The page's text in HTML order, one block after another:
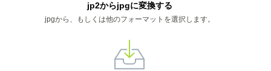
jp2からjpgに変換する
jpgから、もしくは他のフォーマットを選択します。